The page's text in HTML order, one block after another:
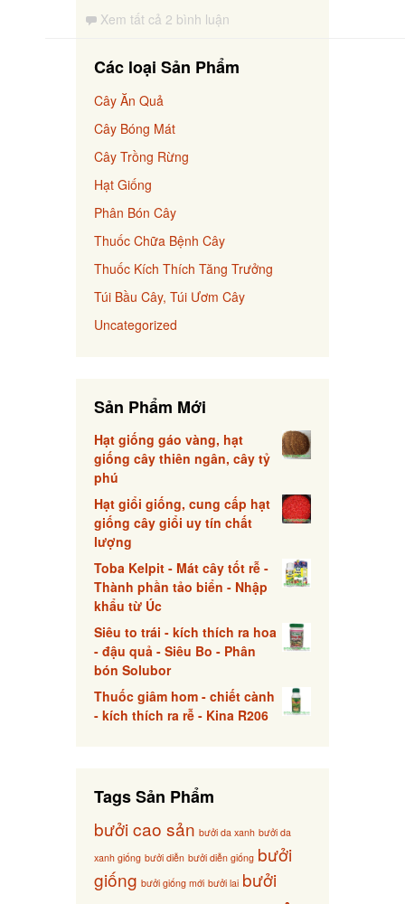
Xem tất cả 2 bình luận
Các loại Sản Phẩm
Cây Ăn Quả
Cây Bóng Mát
Cây Trồng Rừng
Hạt Giống
Phân Bón Cây
Thuốc Chữa Bệnh Cây
Thuốc Kích Thích Tăng Trưởng
Túi Bầu Cây, Túi Ươm Cây
Uncategorized
Sản Phẩm Mới
Hạt giống gáo vàng, hạt
giống cây thiên ngân, cây tỷ
phú
Hạt giổi giống, cung cấp hạt
giống cây giổi uy tín chất
lượng
Toba Kelpit - Mát cây tốt rễ -
Thành phần tảo biển - Nhập
khẩu từ Úc
Siêu to trái - kích thích ra hoa
- đậu quả - Siêu Bo - Phân
bón Solubor
Thuốc giâm hom - chiết cành
- kích thích ra rễ - Kina R206
Tags Sản Phẩm
bưởi cao sản bưởi da xanh bưởi da
xanh giống bưởi diễn bưởi diễn giống bưởi
giống bưởi giống mới bưởi lai bưởi